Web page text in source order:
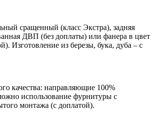
сращенный (класс Экстра), задняя
ДВП (без доплаты) или фанера в цвет
Изготовление из березы, бука, дуба – с
качества: направляющие 100%
использование фурнитуры с
монтажа (с доплатой).